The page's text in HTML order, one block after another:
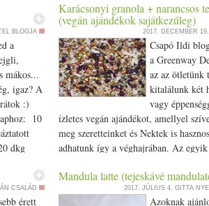
rizsből
és
változat
a
a mézet
és
rizsből
lehet
és
Teljesen
nem
BLOGJA
a
mákos...
igaz? A
:)
10
dkg
citromos
CSALÁD
érett
magvakat, hüvelyeseket. 2 éves koráig
cukrot, helyette aszalt gyümölcsöket.
édesszájú, és bár itthon kb 10 éve nem
cukrot, csak eritrit, nyírfacukor,
szirupok és termelői méz található a
rokonságtól kap néha, ha találkozunk
cukros dolgokat, de nem bír sokat
Gergővel is hasonlóan tervezem az
Egy héten kb három-négy alkalommal
reggelit. Ez általában növényi tejben
köles) vagy tejberizs, tejbedara
müzli, vagy gofri, palacsinta; mindez
gyümölcsökkel, magokkal. A bolti
reggelizőpehelyre, hanem granolára
Karácsonyi granola + narancsos
(vegán ajándékok sajátkezűleg)
2017. DECEMBER 19.
Csapó Ildi
a Greenway
az az ötletünk
kitalálunk két
vagy
ízletes vegán ajándékot, amellyel
meg szeretteinket és Nektek is
adhatunk így a véghajrában. Az
pedig, egy Ildi által készített
az ehető kencék kategóriába tartozik.
Mandula latte (tejeskávé
2017. JÚLIUS 4. GITTA
Azoknak